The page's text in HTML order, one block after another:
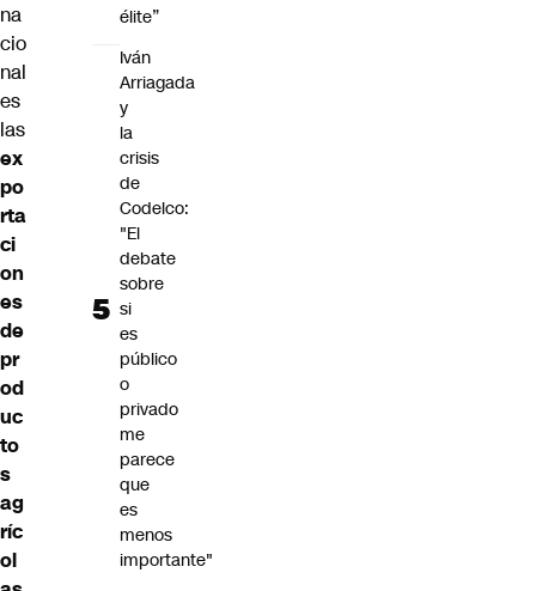
na
cio
nal
es
las
ex
po
rta
ci
on
es
de
pr
od
uc
to
s
ag
ríc
ol
élite”
Iván
Arriagada
y
la
crisis
de
Codelco:
"El
debate
sobre
si
es
público
o
privado
me
parece
que
es
menos
importante"